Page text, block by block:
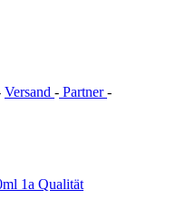
Versand - Partner-
1a Qualität